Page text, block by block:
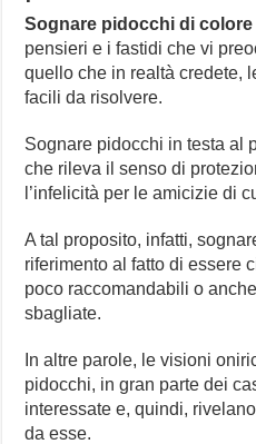
Sognare pidocchi di
pensieri e i fastidi che vi
quello che in realtà credete,
facili da risolvere.
Sognare pidocchi in testa al
che rileva il senso di
l’infelicità per le amicizie di
A tal proposito, infatti,
riferimento al fatto di essere
poco raccomandabili o
sbagliate.
In altre parole, le visioni
pidocchi, in gran parte dei
interessate e, quindi,
da esse.